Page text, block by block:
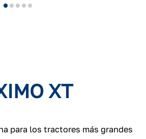
XT
para los tractores más grandes